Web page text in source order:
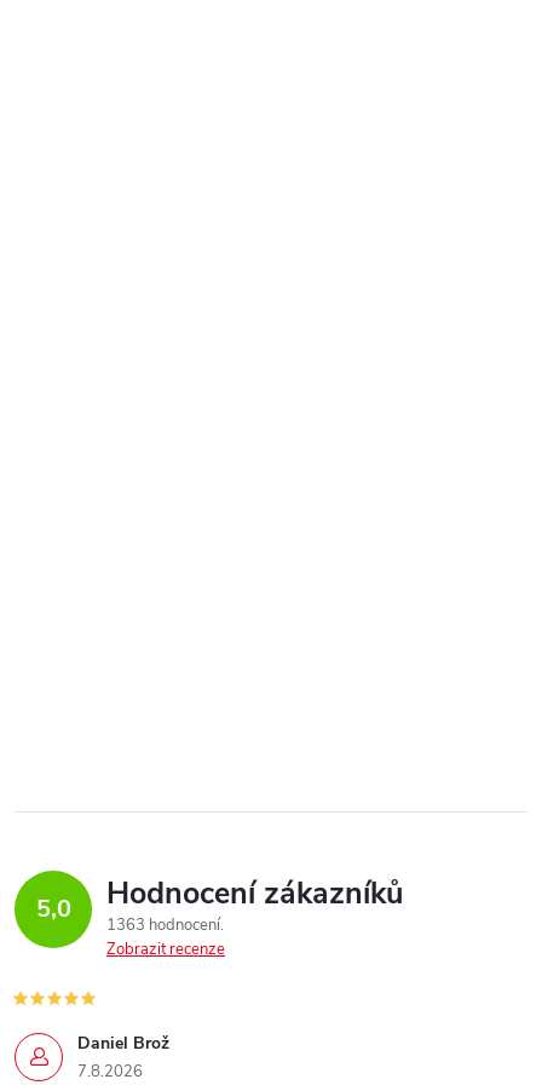
5,0 Hodnocení zákazníků
1363 hodnocení
Zobrazit recenze
Daniel Brož
7.8.2026